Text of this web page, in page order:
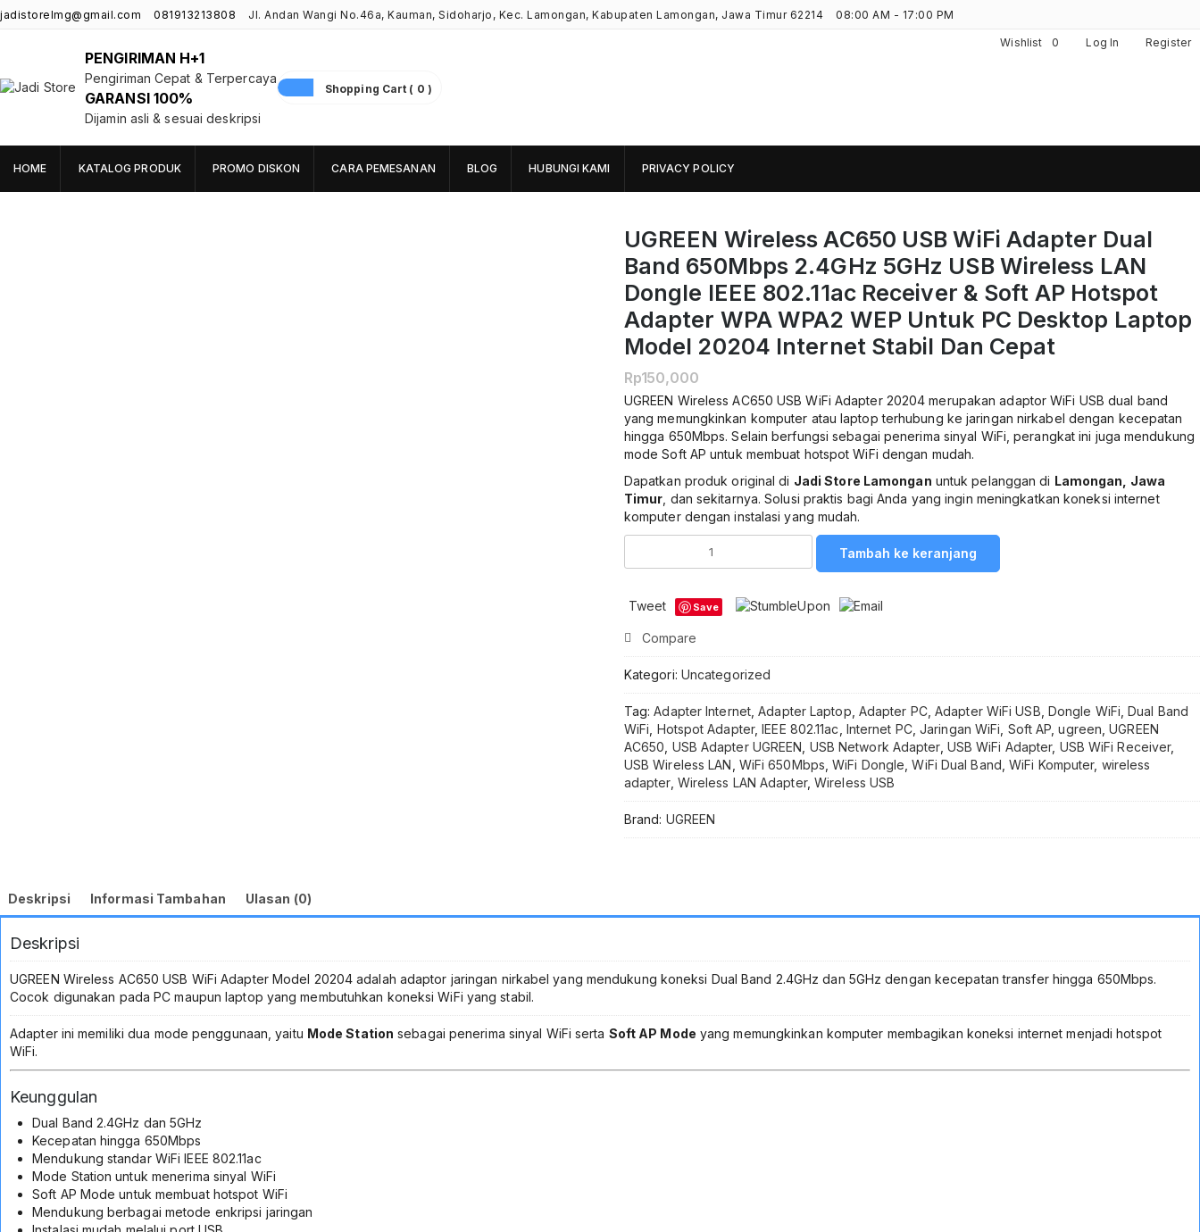
jadistorelmg@gmail.com 081913213808 Jl. Andan Wangi No.46a, Kauman, Sidoharjo, Kec. Lamongan, Kabupaten Lamongan, Jawa Timur 62214 08:00 AM - 17:00 PM
Wishlist 0 Log In Register
Jadi Store
Pusat Aksesoris HP, Komputer & Produk Unik di Lamongan
PENGIRIMAN H+1
Pengiriman Cepat & Terpercaya
GARANSI 100%
Dijamin asli & sesuai deskripsi
Shopping Cart ( 0 )
HOME KATALOG PRODUK PROMO DISKON CARA PEMESANAN BLOG HUBUNGI KAMI PRIVACY POLICY
UGREEN Wireless AC650 USB WiFi Adapter Dual
Band 650Mbps 2.4GHz 5GHz USB Wireless LAN
Dongle IEEE 802.11ac Receiver & Soft AP Hotspot
Adapter WPA WPA2 WEP Untuk PC Desktop Laptop
Model 20204 Internet Stabil Dan Cepat
Rp150,000
UGREEN Wireless AC650 USB WiFi Adapter 20204 merupakan adaptor WiFi USB dual band
yang memungkinkan komputer atau laptop terhubung ke jaringan nirkabel dengan kecepatan
hingga 650Mbps. Selain berfungsi sebagai penerima sinyal WiFi, perangkat ini juga mendukung
mode Soft AP untuk membuat hotspot WiFi dengan mudah.
Dapatkan produk original di Jadi Store Lamongan untuk pelanggan di Lamongan, Jawa
Timur, dan sekitarnya. Solusi praktis bagi Anda yang ingin meningkatkan koneksi internet
komputer dengan instalasi yang mudah.
USB
WiFi
Adapter
Dual
Band
650Mbps
2.4GHz
5GHz
USB
Wireless
LAN
Dongle
IEEE
AP
WPA
WPA2
untuk
PC
Tambah ke keranjang
Tweet Save
Compare
Kategori: Uncategorized
Tag:Adapter Internet,Adapter Laptop, Adapter PC,Adapter WiFi USB, Dongle WiFi,Dual Band
WiFi, Hotspot Adapter,IEEE 802.11ac, Internet PC,Jaringan WiFi, Soft AP,ugreen,UGREEN
AC650, USB Adapter UGREEN, USB Network Adapter, USB WiFi Adapter, USB WiFi Receiver,
USB Wireless LAN, WiFi 650Mbps,WiFi Dongle,WiFi Dual Band,WiFi Komputer, wireless
adapter, Wireless LAN Adapter, Wireless USB
Brand: UGREEN
Deskripsi Informasi Tambahan Ulasan (0)
Deskripsi
UGREEN Wireless AC650 USB WiFi Adapter Model 20204 adalah adaptor jaringan nirkabel yang mendukung koneksi Dual Band 2.4GHz dan 5GHz dengan kecepatan transfer hingga 650Mbps.
Cocok digunakan pada PC maupun laptop yang membutuhkan koneksi WiFi yang stabil.
Adapter ini memiliki dua mode penggunaan, yaitu Mode Station sebagai penerima sinyal WiFi serta Soft AP Mode yang memungkinkan komputer membagikan koneksi internet menjadi hotspot
WiFi.
Keunggulan
Dual Band 2.4GHz dan 5GHz
Kecepatan hingga 650Mbps
Mendukung standar WiFi IEEE 802.11ac
Mode Station untuk menerima sinyal WiFi
Soft AP Mode untuk membuat hotspot WiFi
Mendukung berbagai metode enkripsi jaringan